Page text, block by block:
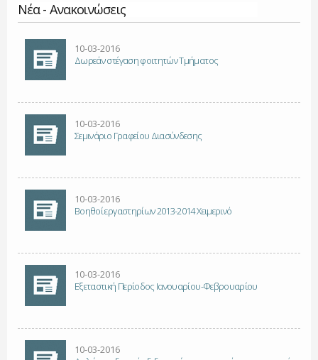
Νέα - Ανακοινώσεις
10-03-2016
Δωρεάν στέγαση φοιτητών Τμήματος
10-03-2016
Σεμινάριο Γραφείου Διασύνδεσης
10-03-2016
Βοηθοί εργαστηρίων 2013-2014 Χειμερινό
10-03-2016
Εξεταστική Περίοδος Ιανουαρίου-Φεβρουαρίου
10-03-2016
Σελίδες